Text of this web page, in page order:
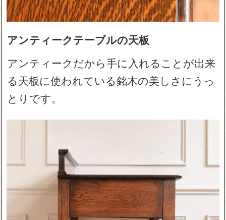
アンティークテーブルの天板
アンティークだから手に入れることが出来
る天板に使われている銘木の美しさにうっ
とりです。